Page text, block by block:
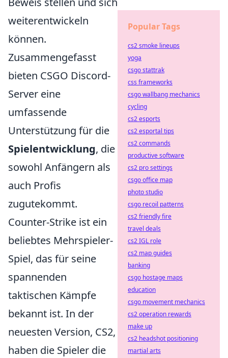
weiterentwickeln
können.
Zusammengefasst
bieten CSGO Discord-
Server eine
umfassende
Unterstützung für die
Spielentwicklung, die
sowohl Anfängern als
auch Profis
zugutekommt.
Counter-Strike ist ein
beliebtes Mehrspieler-
Spiel, das für seine
spannenden
taktischen Kämpfe
bekannt ist. In der
neuesten Version, CS2,
haben die Spieler die
Popular Tags
cs2 smoke lineups
yoga
csgo stattrak
css frameworks
csgo wallbang mechanics
cycling
cs2 esports
cs2 esportal tips
cs2 commands
productive software
cs2 pro settings
csgo office map
photo studio
csgo recoil patterns
cs2 friendly fire
travel deals
cs2 IGL role
cs2 map guides
banking
csgo hostage maps
education
csgo movement mechanics
cs2 operation rewards
make up
cs2 headshot positioning
martial arts